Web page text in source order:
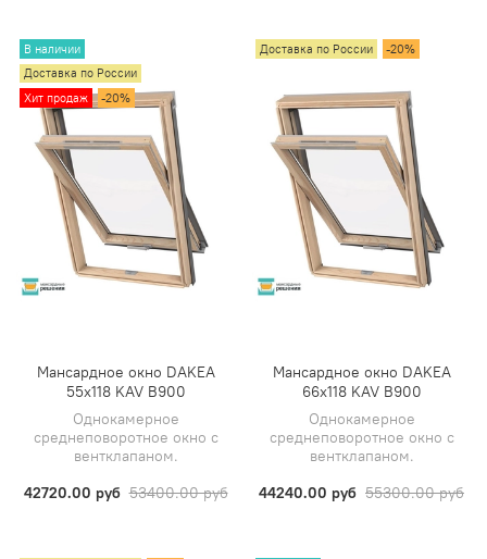
В наличии
Доставка по России
Хит продаж
-20%
Мансардное окно DAKEA
55х118 KAV B900
Однокамерное
среднеповоротное окно с
вентклапаном.
42720.00 руб 53400.00 руб
Доставка по России -20%
Мансардное окно DAKEA
66х118 KAV B900
Однокамерное
среднеповоротное окно с
вентклапаном.
44240.00 руб 55300.00 руб